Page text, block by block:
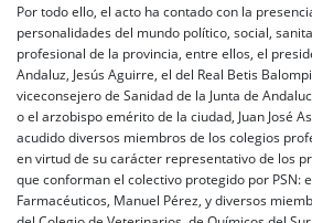
Por todo ello, el acto ha contado con la
personalidades del mundo político, social,
profesional de la provincia, entre ellos, el
Andaluz, Jesús Aguirre, el del Real Betis
viceconsejero de Sanidad de la Junta de
o el arzobispo emérito de la ciudad, Juan José
acudido diversos miembros de los colegios
en virtud de su carácter representativo de los
que conforman el colectivo protegido por PSN:
Farmacéuticos, Manuel Pérez, y diversos